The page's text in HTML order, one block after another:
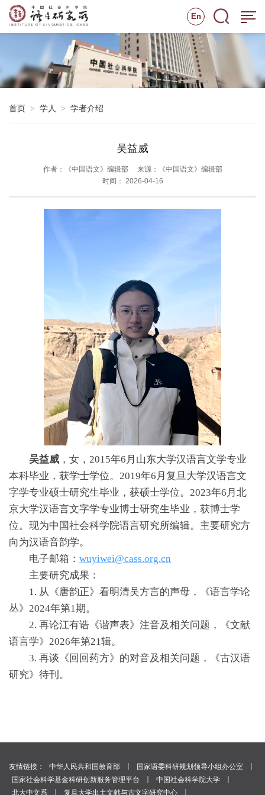
En
首页 > 学人 > 学者介绍
吴益威
作者：《中国语文》编辑部
来源：《中国语文》编辑部
时间： 2026-04-16
吴益威 ，女，2015年6月山东大学汉语言文学专业
本科毕业，获学士学位。2019年6月复旦大学汉语言文
字学专业硕士研究生毕业，获硕士学位。2023年6月北
京大学汉语言文字学专业博士研究生毕业，获博士学
位。现为中国社会科学院语言研究所编辑。主要研究方
向为汉语音韵学。
电子邮箱： wuyiwei@cass.org.cn
主要研究成果：
1. 从《唐韵正》看明清吴方言的声母，《语言学论
丛》2024年第1期。
2. 再论江有诰《谐声表》注音及相关问题，《文献
语言学》2026年第21辑。
3. 再谈《回回药方》的对音及相关问题，《古汉语
研究》待刊。
友情链接： 中华人民共和国教育部 国家语委科研规划领导小组办公室
国家社会科学基金科研创新服务管理平台
中国社会科学院大学
北大中文系
复旦大学出土文献与古文字研究中心